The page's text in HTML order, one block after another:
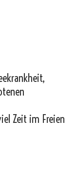
Zeit im Freien